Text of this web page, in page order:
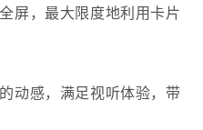
屏，最大限度地利用卡片
动感，满足视听体验，带